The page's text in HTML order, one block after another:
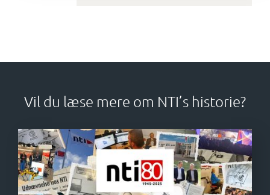
Vil du læse mere om NTI’s historie?